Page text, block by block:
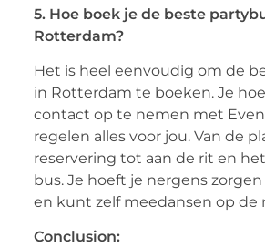
5. Hoe boek je de beste
Rotterdam?
Het is heel eenvoudig om de
in Rotterdam te boeken. Je
contact op te nemen met
regelen alles voor jou. Van de
reservering tot aan de rit en
bus. Je hoeft je nergens
en kunt zelf meedansen op de
Conclusion: